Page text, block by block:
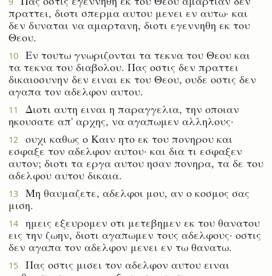
πραττει, διοτι σπερμα αυτου μενει εν αυτω· και
δεν δυναται να αμαρτανη, διοτι εγεννηθη εκ του
Θεου.
10
Εν τουτω γνωριζονται τα τεκνα του Θεου και
τα τεκνα του διαβολου. Πας οστις δεν πραττει
δικαιοσυνην δεν ειναι εκ του Θεου, ουδε οστις δεν
αγαπα τον αδελφον αυτου.
11
Διοτι αυτη ειναι η παραγγελια, την οποιαν
ηκουσατε απ' αρχης, να αγαπωμεν αλληλους·
12
ουχι καθως ο Καιν ητο εκ του πονηρου και
εσφαξε τον αδελφον αυτου· και δια τι εσφαξεν
αυτον; διοτι τα εργα αυτου ησαν πονηρα, τα δε του
αδελφου αυτου δικαια.
13
Μη θαυμαζετε, αδελφοι μου, αν ο κοσμος σας
μιση.
14
ημεις εξευρομεν οτι μετεβημεν εκ του θανατου
εις την ζωην, διοτι αγαπωμεν τους αδελφους· οστις
δεν αγαπα τον αδελφον μενει εν τω θανατω.
15
Πας οστις μισει τον αδελφον αυτου ειναι